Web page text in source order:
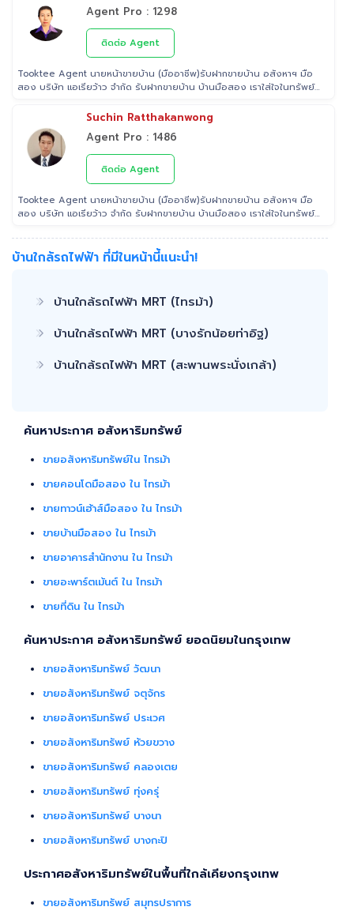
ขายที่ดิน และอสังหาริมทรัพย์ทุกประเภทได้ โดยทีมงานมืออาชีพ กว่า 2,000
ท่าน ที่มีประสบการณ์ด้านอสังหาริมทรัพย์ มากกว่า 25 ปี ครอบคลุมทั่วพื้นที่
กรุงเทพฯ ปริมณฑล โดยมีพันธมิตรธนาคารหลายแห่ง และทีมนิติกรรมของ
กรมที่ดินทุกพื้นที่ ไร้กังวลเรื่องการโอนกรรมสิทธิ์
Agent Pro : 1298
ติดต่อ Agent
Tooktee Agent นายหน้าขายบ้าน (มืออาชีพ)รับฝากขายบ้าน อสังหาฯ มือ
สอง บริษัท แอเรียว้าว จำกัด รับฝากขายบ้าน บ้านมือสอง เราใส่ใจในทรัพย์
ตั้งแต่การประเมินราคา ถ่ายรูป/ทำการตลาด/โฆษณาผ่านสื่อต่างๆ/ เดินสิน
เชื่อ จนไปถึงขั้นตอนการโอนฯกรรมสิทธิ์ รับฝากขายเพื่อให้ลูกค้าขายบ้าน
ขายที่ดิน และอสังหาริมทรัพย์ทุกประเภทได้ โดยทีมงานมืออาชีพ กว่า 2,000
ท่าน ที่มีประสบการณ์ด้านอสังหาริมทรัพย์ มากกว่า 25 ปี ครอบคลุมทั่วพื้นที่
กรุงเทพฯ ปริมณฑล โดยมีพันธมิตรธนาคารหลายแห่ง และทีมนิติกรรมของ
กรมที่ดินทุกพื้นที่ ไร้กังวลเรื่องการโอนกรรมสิทธิ์
Suchin Ratthakanwong
Agent Pro : 1486
ติดต่อ Agent
Tooktee Agent นายหน้าขายบ้าน (มืออาชีพ)รับฝากขายบ้าน อสังหาฯ มือ
สอง บริษัท แอเรียว้าว จำกัด รับฝากขายบ้าน บ้านมือสอง เราใส่ใจในทรัพย์
ตั้งแต่การประเมินราคา ถ่ายรูป/ทำการตลาด/โฆษณาผ่านสื่อต่างๆ/ เดินสิน
เชื่อ จนไปถึงขั้นตอนการโอนฯกรรมสิทธิ์ รับฝากขายเพื่อให้ลูกค้าขายบ้าน
กรุงเทพฯ ปริมณฑล โดยมีพันธมิตรธนาคารหลายแห่ง และทีมนิติกรรมของ
กรมที่ดินทุกพื้นที่ ไร้กังวลเรื่องการโอนกรรมสิทธิ์
บ้านใกล้รถไฟฟ้า ที่มีในหน้านี้แนะนำ!
บ้านใกล้รถไฟฟ้า MRT (ไทรม้า)
บ้านใกล้รถไฟฟ้า MRT (บางรักน้อยท่าอิฐ)
บ้านใกล้รถไฟฟ้า MRT (สะพานพระนั่งเกล้า)
ค้นหาประกาศ อสังหาริมทรัพย์
ขายอสังหาริมทรัพย์ใน ไทรม้า
ขายคอนโดมือสอง ใน ไทรม้า
ขายทาวน์เฮ้าส์มือสอง ใน ไทรม้า
ขายบ้านมือสอง ใน ไทรม้า
ขายอาคารสำนักงาน ใน ไทรม้า
ขายอะพาร์ตเม้นต์ ใน ไทรม้า
ขายที่ดิน ใน ไทรม้า
ค้นหาประกาศ อสังหาริมทรัพย์ ยอดนิยมในกรุงเทพ
ขายอสังหาริมทรัพย์ วัฒนา
ขายอสังหาริมทรัพย์ จตุจักร
ขายอสังหาริมทรัพย์ ประเวศ
ขายอสังหาริมทรัพย์ ห้วยขวาง
ขายอสังหาริมทรัพย์ คลองเตย
ขายอสังหาริมทรัพย์ ทุ่งครุ่
ขายอสังหาริมทรัพย์ บางนา
ขายอสังหาริมทรัพย์ บางกะปิ
ประกาศอสังหาริมทรัพย์ในพื้นที่ใกล้เคียงกรุงเทพ
ขายอสังหาริมทรัพย์ สมุทรปราการ